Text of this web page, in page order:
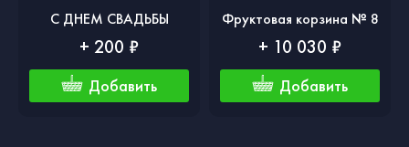
С ДНЕМ СВАДЬБЫ
+ 200 ₽
Добавить
Фруктовая корзина № 8
+ 10 030 ₽
Добавить